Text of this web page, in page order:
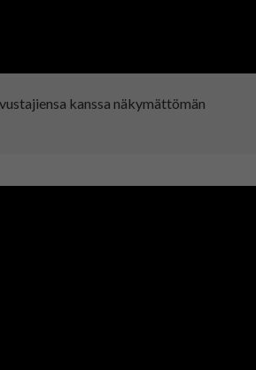
kanssa näkymättömän